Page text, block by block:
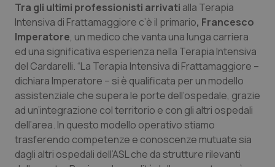
Quotidiano Cardiologia
Quotidiano Chirurgia
Quotidiano Oncologia
Quotidiano Pediatria
Rene & patologie urogenitali
Tra gli ultimi professionisti arrivati alla Terapia
Intensiva di Frattamaggiore c’è il primario, Francesco
Imperatore, un medico che vanta una lunga carriera
ed una significativa esperienza nella Terapia Intensiva
del Cardarelli. “La Terapia Intensiva di Frattamaggiore –
dichiara Imperatore – si è qualificata per un modello
assistenziale che supera le porte dell’ospedale, grazie
ad un’integrazione col territorio e con gli altri ospedali
dell’area. In questo modello operativo stiamo
trasferendo competenze e conoscenze mutuate sia
dagli altri ospedali dell’ASL che da strutture rilevanti